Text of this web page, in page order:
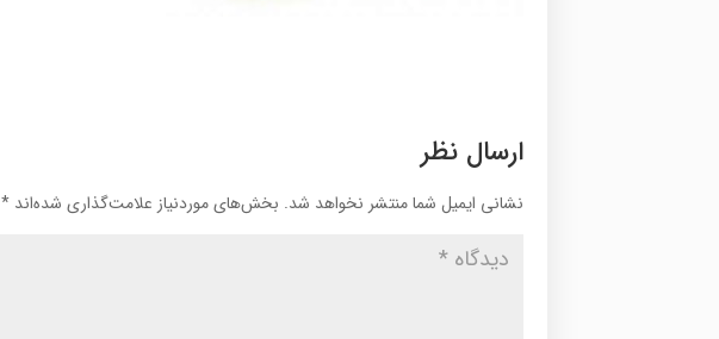
ارسال نظر
نشانی ایمیل شما منتشر نخواهد شد. بخش‌های موردنیاز علامت‌گذاری شده‌اند*